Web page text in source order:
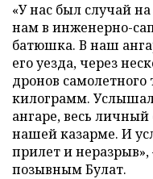
«У нас был случай
нам в инженерно-
батюшка. В наш
его уезда, через
дронов самолетного
килограмм.
ангаре, весь личный
нашей казарме. И
прилет и неразрыв»,
позывным Булат.